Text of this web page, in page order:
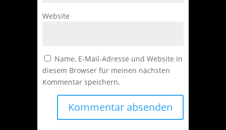
Website
Name, E-Mail-Adresse und Website in
diesem Browser für meinen nächsten
Kommentar speichern.